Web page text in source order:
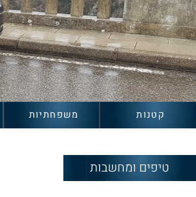
קטנות משפחתיות
טיפים ומחשבות